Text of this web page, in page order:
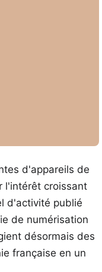
d'appareils de
l'intérêt croissant
d'activité publié
de numérisation
désormais des
française en un